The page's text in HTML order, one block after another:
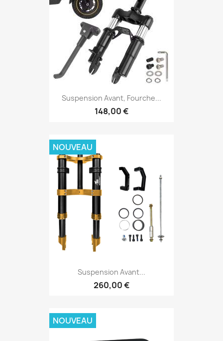
Suspension Avant, Fourche...
148,00 €
Suspension Avant...
260,00 €
NOUVEAU
NOUVEAU